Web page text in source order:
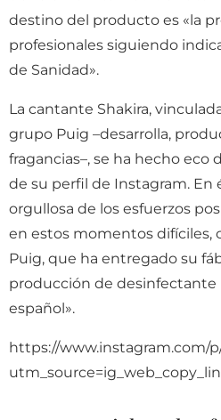
destino del producto es «la
profesionales siguiendo
de Sanidad».
La cantante Shakira,
grupo Puig –desarrolla,
fragancias–, se ha hecho eco
de su perfil de Instagram. En
orgullosa de los esfuerzos
en estos momentos difíciles,
Puig, que ha entregado su
producción de desinfectante
español».
https://www.instagram.com/